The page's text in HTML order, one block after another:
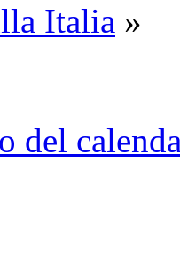
Italia »
del